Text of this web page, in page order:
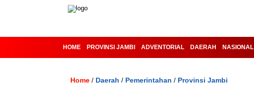
HOME PROVINSI JAMBI ADVENTORIAL DAERAH NASIONAL
Home / Daerah / Pemerintahan / Provinsi Jambi